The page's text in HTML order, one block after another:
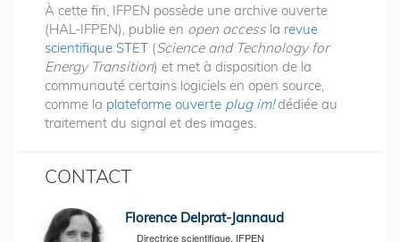
À cette fin, IFPEN possède une archive ouverte
(HAL-IFPEN), publie en open access la revue
scientifique STET (Science and Technology for
Energy Transition) et met à disposition de la
communauté certains logiciels en open source,
comme la plateforme ouverte plug im!dédiée au
traitement du signal et des images.
CONTACT
Florence Delprat-Jannaud
Directrice scientifique, IFPEN